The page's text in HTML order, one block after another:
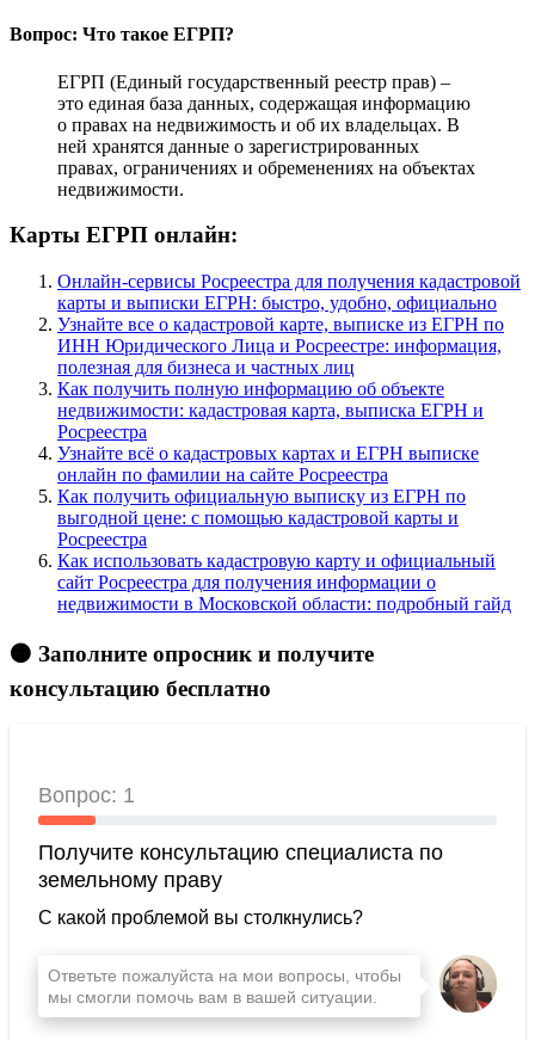
Вопрос: Что такое ЕГРП?
ЕГРП (Единый государственный реестр прав) –
это единая база данных, содержащая информацию
о правах на недвижимость и об их владельцах. В
ней хранятся данные о зарегистрированных
правах, ограничениях и обременениях на объектах
недвижимости.
Карты ЕГРП онлайн:
Онлайн-сервисы Росреестра для получения кадастровой
карты и выписки ЕГРН: быстро, удобно, официально
Узнайте все о кадастровой карте, выписке из ЕГРН по
ИНН Юридического Лица и Росреестре: информация,
полезная для бизнеса и частных лиц
Как получить полную информацию об объекте
недвижимости: кадастровая карта, выписка ЕГРН и
Росреестра
Узнайте всё о кадастровых картах и ЕГРН выписке
онлайн по фамилии на сайте Росреестра
Как получить официальную выписку из ЕГРН по
выгодной цене: с помощью кадастровой карты и
Росреестра
Как использовать кадастровую карту и официальный
сайт Росреестра для получения информации о
недвижимости в Московской области: подробный гайд
🟠 Заполните опросник и получите
консультацию бесплатно